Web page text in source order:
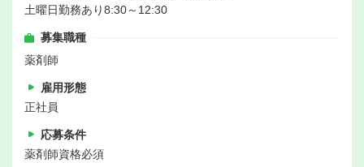
土曜日勤務あり8:30～12:30
募集職種
薬剤師
雇用形態
正社員
応募条件
薬剤師資格必須